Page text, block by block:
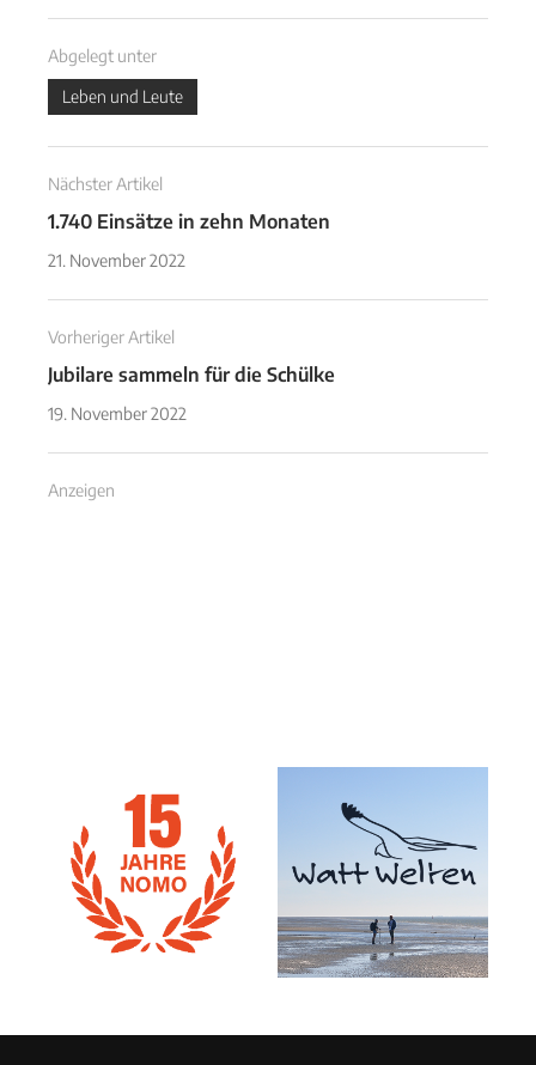
Abgelegt unter
Leben und Leute
Nächster Artikel
1.740 Einsätze in zehn Monaten
21. November 2022
Vorheriger Artikel
Jubilare sammeln für die Schülke
19. November 2022
Anzeigen